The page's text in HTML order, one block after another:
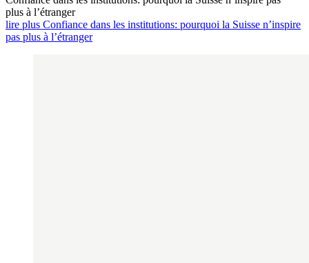
plus à l’étranger
lire plus Confiance dans les institutions: pourquoi la Suisse n’inspire
pas plus à l’étranger